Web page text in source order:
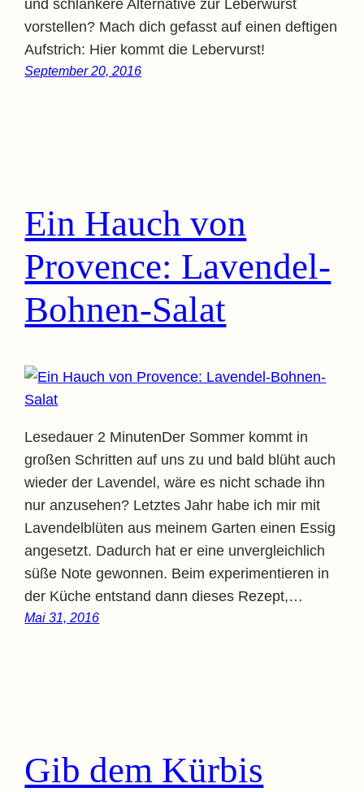
und schlankere Alternative zur Leberwurst
vorstellen? Mach dich gefasst auf einen deftigen
Aufstrich: Hier kommt die Lebervurst!
September 20, 2016
Ein Hauch von
Provence: Lavendel-
Bohnen-Salat
Lesedauer 2 MinutenDer Sommer kommt in
großen Schritten auf uns zu und bald blüht auch
wieder der Lavendel, wäre es nicht schade ihn
nur anzusehen? Letztes Jahr habe ich mir mit
Lavendelblüten aus meinem Garten einen Essig
angesetzt. Dadurch hat er eine unvergleichlich
süße Note gewonnen. Beim experimentieren in
der Küche entstand dann dieses Rezept,…
Mai 31, 2016
Gib dem Kürbis